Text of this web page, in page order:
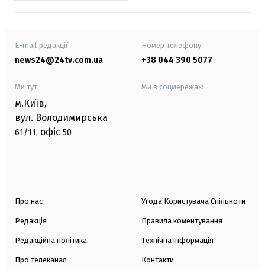
E-mail редакції
news24@24tv.com.ua
Номер телефону:
+38 044 390 5077
Ми тут:
м.Київ,
вул. Володимирська
61/11, офіс 50
Ми в соцмережах:
Про нас
Редакція
Редакційна політика
Про телеканал
Угода Користувача Спільноти
Правила коментування
Технічна інформація
Контакти